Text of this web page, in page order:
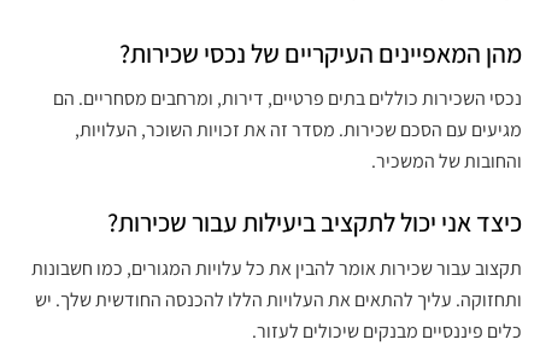
מהן המאפיינים העיקריים של נכסי שכירות?
נכסי השכירות כוללים בתים פרטיים, דירות, ומרחבים מסחריים. הם
מגיעים עם הסכם שכירות. מסדר זה את זכויות השוכר, העלויות,
והחובות של המשכיר.
כיצד אני יכול לתקציב ביעילות עבור שכירות?
תקצוב עבור שכירות אומר להבין את כל עלויות המגורים, כמו חשבונות
ותחזוקה. עליך להתאים את העלויות הללו להכנסה החודשית שלך. יש
כלים פיננסיים מבנקים שיכולים לעזור.